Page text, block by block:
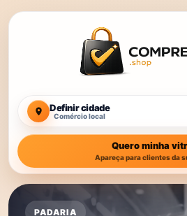
Definir cidade
Comércio local
Quero minha
Apareça para clientes da